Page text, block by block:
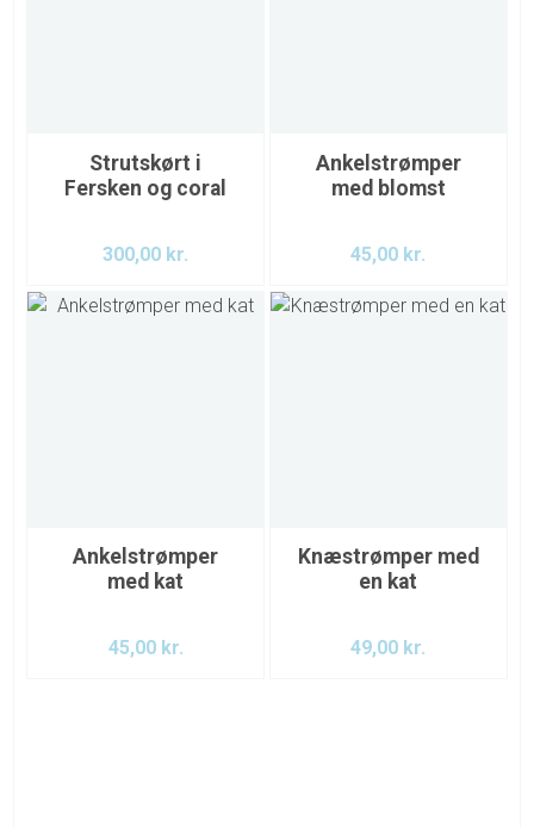
Strutskørt i
Fersken og coral
300,00 kr.
Ankelstrømper
med blomst
45,00 kr.
Ankelstrømper
med kat
45,00 kr.
Knæstrømper med
en kat
49,00 kr.